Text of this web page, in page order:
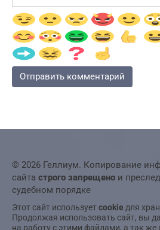
© 2026 Геллиум. Копирование
сайта строго запрещено и
судебном порядке
Этот сайт используетcookie для
Продолжая использовать сайт, вы
на работу с этими файлами, а так же